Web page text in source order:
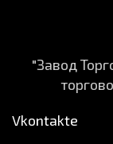
"Завод
Vkontakte